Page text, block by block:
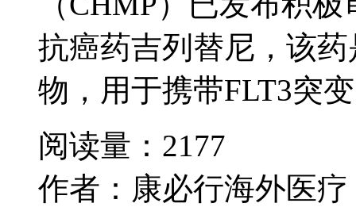
抗癌药吉列替尼，该
物，用于携带FLT3突
阅读量：2177
作者：康必行海外医疗